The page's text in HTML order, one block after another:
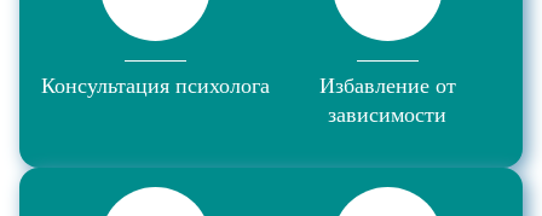
Консультация психолога
Избавление от
зависимости